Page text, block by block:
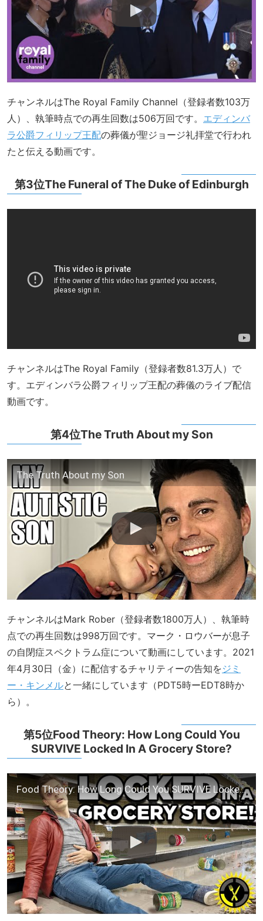
チャンネルはThe Royal Family Channel（登録者数103万
人）、執筆時点での再生回数は506万回です。 エディンバ
ラ公爵フィリップ王配の葬儀が聖ジョージ礼拝堂で行われ
たと伝える動画です。
第3位The Funeral of The Duke of Edinburgh
チャンネルはThe Royal Family（登録者数81.3万人）で
す。エディンバラ公爵フィリップ王配の葬儀のライブ配信
動画です。
第4位The Truth About my Son
The Truth About my Son
チャンネルはMark Rober（登録者数1800万人）、執筆時
点での再生回数は998万回です。マーク・ロウバーが息子
の自閉症スペクトラム症について動画にしています。2021
年4月30日（金）に配信するチャリティーの告知をジミ
ー・キンメルと一緒にしています（PDT5時ーEDT8時か
ら）。
第5位Food Theory: How Long Could You
SURVIVE Locked In A Grocery Store?
Food Theory: How Long Could You SURVIVE Locked In A Grocery Store?